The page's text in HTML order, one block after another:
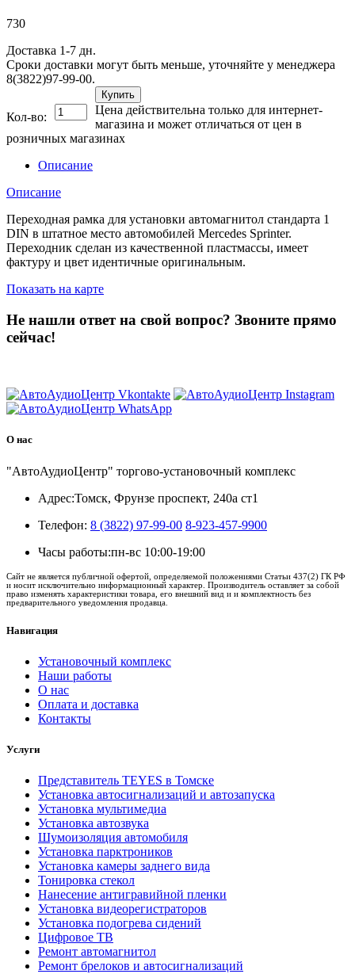
730
Доставка 1-7 дн.
Сроки доставки могут быть меньше, уточняйте у менеджера
8(3822)97-99-00.
Кол-во:
Купить
Цена действительна только для интернет-
магазина и может отличаться от цен в
розничных магазинах
Описание
Описание
Переходная рамка для установки автомагнитол стандарта 1
DIN в штатное место автомобилей Mercedes Sprinter.
Переходник сделан из качественной пластмассы, имеет
фактуру и цвет идентичные оригинальным.
Показать на карте
Не нашли ответ на свой вопрос? Звоните прямо
сейчас!
О нас
"АвтоАудиоЦентр" торгово-установочный комплекс
Адрес:Томск, Фрунзе проспект, 240а ст1
Телефон: 8 (3822) 97-99-00 8-923-457-9900
Часы работы:пн-вс 10:00-19:00
Сайт не является публичной офертой, определяемой положениями Статьи 437(2) ГК РФ
и носит исключительно информационный характер. Производитель оставляет за собой
право изменять характеристики товара, его внешний вид и и комплектность без
предварительного уведомления продавца.
Навигация
Установочный комплекс
Наши работы
О нас
Оплата и доставка
Контакты
Услуги
Представитель TEYES в Томске
Установка автосигнализаций и автозапуска
Установка мультимедиа
Установка автозвука
Шумоизоляция автомобиля
Установка парктроников
Установка камеры заднего вида
Тонировка стекол
Нанесение антигравийной пленки
Установка видеорегистраторов
Установка подогрева сидений
Цифровое ТВ
Ремонт автомагнитол
Ремонт брелоков и автосигнализаций